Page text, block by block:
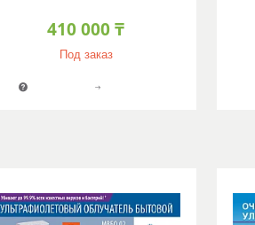
410 000 ₸
Под заказ